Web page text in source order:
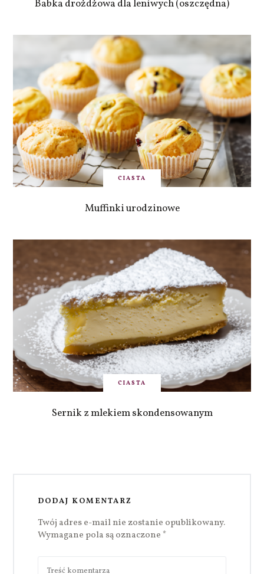
Babka drożdżowa dla leniwych (oszczędna)
CIASTA
Muffinki urodzinowe
CIASTA
Sernik z mlekiem skondensowanym
DODAJ KOMENTARZ
Twój adres e-mail nie zostanie opublikowany.
Wymagane pola są oznaczone *